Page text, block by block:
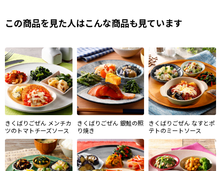
この商品を見た人はこんな商品も見ています
きくばりごぜん メンチカ
ツのトマトチーズソース
きくばりごぜん 銀鮭の照
り焼き
きくばりごぜん なすとポ
テトのミートソース